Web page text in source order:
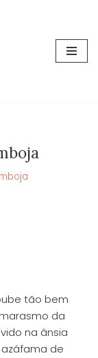
tão bem
da
na ânsia
de